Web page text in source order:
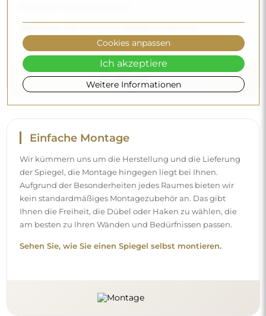
Einfache Montage
Wir kümmern uns um die Herstellung und die Lieferung
der Spiegel, die Montage hingegen liegt bei Ihnen.
Aufgrund der Besonderheiten jedes Raumes bieten wir
kein standardmäßiges Montagezubehör an. Das gibt
Ihnen die Freiheit, die Dübel oder Haken zu wählen, die
am besten zu Ihren Wänden und Bedürfnissen passen.
Sehen Sie, wie Sie einen Spiegel selbst montieren.
Weitere Informationen
Cookies anpassen
Ich akzeptiere